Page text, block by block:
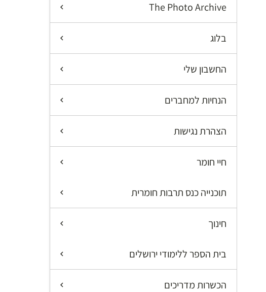
The Photo Archive
בלוג
החשבון שלי
הנחיות למחברים
הצהרת נגישות
חיי חומר
תוכנייה כנס תרבות חומרית
חינוך
בית הספר ללימודי ירושלים
הכשרות מדריכים